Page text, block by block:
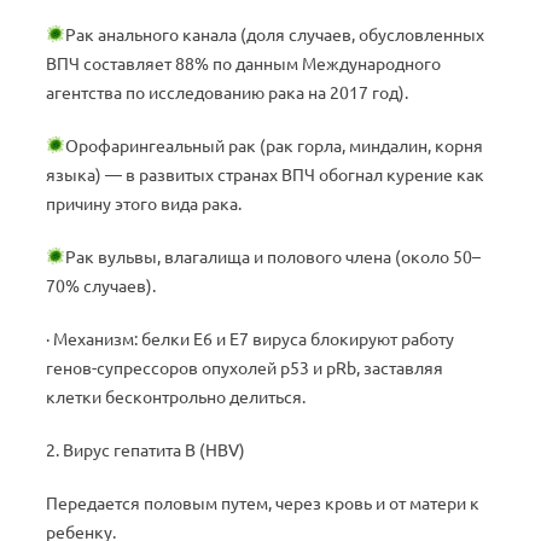
Рак анального канала (доля случаев, обусловленных
ВПЧ составляет 88% по данным Международного
агентства по исследованию рака на 2017 год).
Орофарингеальный рак (рак горла, миндалин, корня
языка) — в развитых странах ВПЧ обогнал курение как
причину этого вида рака.
Рак вульвы, влагалища и полового члена (около 50–
70% случаев).
· Механизм: белки Е6 и Е7 вируса блокируют работу
генов-супрессоров опухолей p53 и pRb, заставляя
клетки бесконтрольно делиться.
2. Вирус гепатита B (HBV)
Передается половым путем, через кровь и от матери к
ребенку.